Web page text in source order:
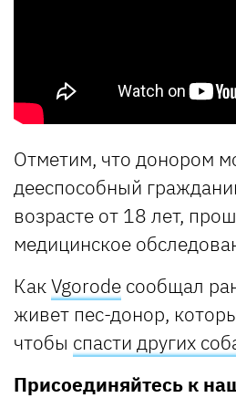
Отметим, что донором
дееспособный
возрасте от 18 лет,
медицинское
КакVgorode сообщал
живет пес-донор,
чтобы спасти других
Присоединяйтесь к